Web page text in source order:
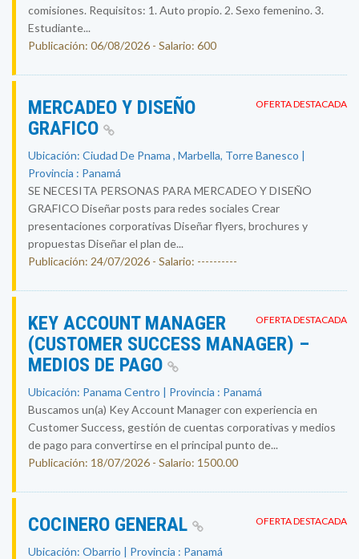
comisiones. Requisitos: 1. Auto propio. 2. Sexo femenino. 3.
Estudiante...
Publicación: 06/08/2026 - Salario: 600
OFERTA DESTACADA
MERCADEO Y DISEÑO
GRAFICO
Ubicación: Ciudad De Pnama , Marbella, Torre Banesco |
Provincia : Panamá
SE NECESITA PERSONAS PARA MERCADEO Y DISEÑO
GRAFICO Diseñar posts para redes sociales Crear
presentaciones corporativas Diseñar flyers, brochures y
propuestas Diseñar el plan de...
Publicación: 24/07/2026 - Salario: ----------
OFERTA DESTACADA
KEY ACCOUNT MANAGER
(CUSTOMER SUCCESS MANAGER) –
MEDIOS DE PAGO
Ubicación: Panama Centro | Provincia : Panamá
Buscamos un(a) Key Account Manager con experiencia en
Customer Success, gestión de cuentas corporativas y medios
de pago para convertirse en el principal punto de...
Publicación: 18/07/2026 - Salario: 1500.00
OFERTA DESTACADA
COCINERO GENERAL
Ubicación: Obarrio | Provincia : Panamá